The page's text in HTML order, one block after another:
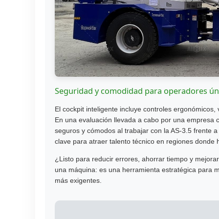
Seguridad y comodidad para operadores
El cockpit inteligente incluye controles
En una evaluación llevada a cabo por una
seguros y cómodos al trabajar con la AS-3.5 frente
clave para atraer talento técnico en regiones donde
¿Listo para reducir errores, ahorrar tiempo y
una máquina: es una herramienta estratégica para
más exigentes.